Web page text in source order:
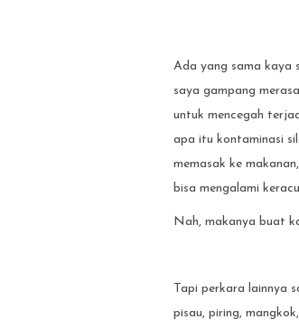
Ada yang sama kaya
saya gampang
untuk mencegah
apa itu kontaminasi
memasak ke
bisa mengalami
Nah, makanya buat
Tapi perkara lainnya
pisau, piring,